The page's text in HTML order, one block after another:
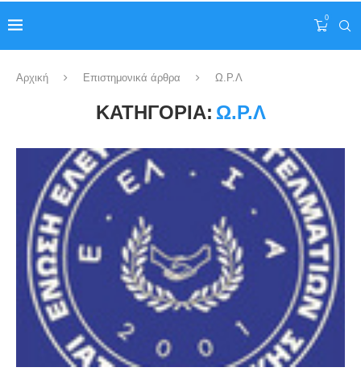
0
Αρχική Επιστημονικά άρθρα Ω.Ρ.Λ
ΚΑΤΗΓΟΡΊΑ: Ω.Ρ.Λ